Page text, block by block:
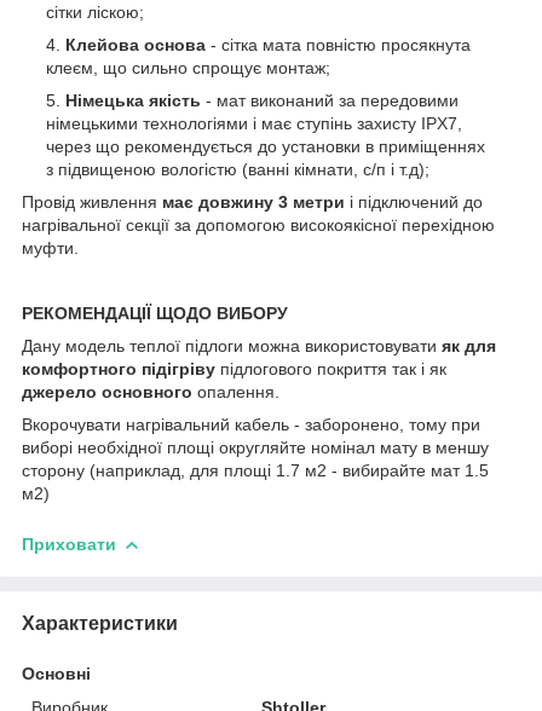
сітки ліскою;
Клейова основа - сітка мата повністю просякнута
клеєм, що сильно спрощує монтаж;
Німецька якість - мат виконаний за передовими
німецькими технологіями і має ступінь захисту IPX7,
через що рекомендується до установки в приміщеннях
з підвищеною вологістю (ванні кімнати, с/п і т.д);
Провід живлення має довжину 3 метри і підключений до
нагрівальної секції за допомогою високоякісної перехідною
муфти.
РЕКОМЕНДАЦІЇ ЩОДО ВИБОРУ
Дану модель теплої підлоги можна використовувати як для
комфортного підігріву підлогового покриття так і як
джерело основного опалення.
Вкорочувати нагрівальний кабель - заборонено, тому при
виборі необхідної площі округляйте номінал мату в меншу
сторону (наприклад, для площі 1.7 м2 - вибирайте мат 1.5
м2)
Приховати
Характеристики
Основні
Виробник
Shtoller